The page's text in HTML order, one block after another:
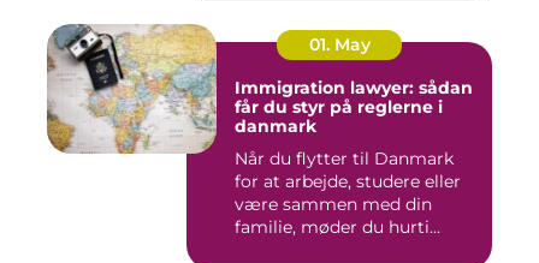
01. May
Immigration lawyer: sådan
får du styr på reglerne i
danmark
Når du flytter til Danmark
for at arbejde, studere eller
være sammen med din
familie, møder du hurti...